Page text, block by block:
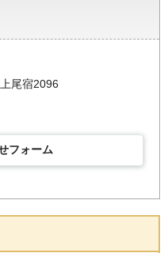
尾宿2096
フォーム